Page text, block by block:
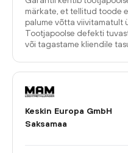
märkate, et tellitud toode
palume võtta viivitamatult
Tootjapoolse defekti
või tagastame kliendile
Keskin Europa GmbH
Saksamaa